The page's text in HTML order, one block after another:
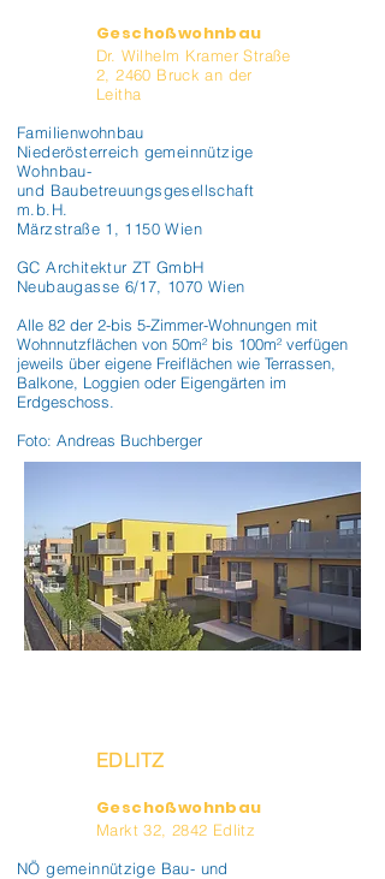
Geschoßwohnbau
Dr. Wilhelm Kramer Straße
2, 2460 Bruck an der
Leitha
Familienwohnbau
Niederösterreich gemeinnützige
Wohnbau-
und Baubetreuungsgesellschaft
m.b.H.
Märzstraße 1, 1150 Wien
GC Architektur ZT GmbH
Neubaugasse 6/17, 1070 Wien
Alle 82 der 2-bis 5-Zimmer-Wohnungen mit
Wohnnutzflächen von 50m² bis 100m² verfügen
jeweils über eigene Freiflächen wie Terrassen,
Balkone, Loggien oder Eigengärten im
Erdgeschoss.
Foto: Andreas Buchberger
EDLITZ
Geschoßwohnbau
Markt 32, 2842 Edlitz
NÖ gemeinnützige Bau- und